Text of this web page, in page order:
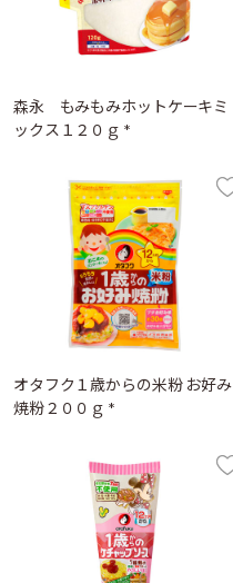
森永 もみもみホットケーキミ
ックス１２０ｇ *
オタフク１歳からの米粉 お好み
焼粉２００ｇ *